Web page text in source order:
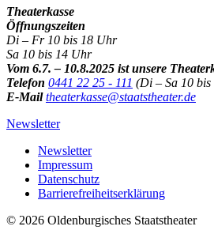
Theaterkasse
Öffnungszeiten
Di – Fr 10 bis 18 Uhr
Sa 10 bis 14 Uhr
Vom 6.7. – 10.8.2025 ist unsere
Telefon 0441 22 25 - 111 (Di – Sa 10
E-Mail theaterkasse@staatstheater.de
Newsletter
Newsletter
Impressum
Datenschutz
Barrierefreiheitserklärung
© 2026 Oldenburgisches Staatstheater